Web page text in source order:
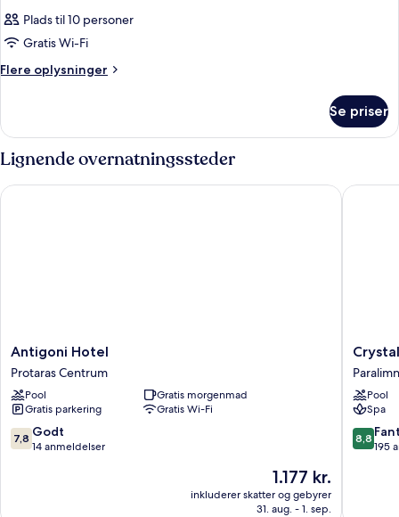
Plads til 10 personer
Gratis Wi-Fi
Flere oplysninger
Flere
Se priser
Lignende overnatningssteder
Antigoni
Hotel
Protaras
Centrum
Antigoni Hotel
Protaras Centrum
Pool
Gratis morgenmad
Gratis parkering
Gratis Wi-Fi
7.8
ud
7,8 Godt
14 anmeldelser
Prisen
1.177 kr.
1.177 kr.
inkluderer skatter og gebyrer
31. aug. - 1. sep.
Antigoni Hotel
Crystal
Springs
Beach
Hotel
Pool
Spa
8.8
ud
8,8
195
Crystal